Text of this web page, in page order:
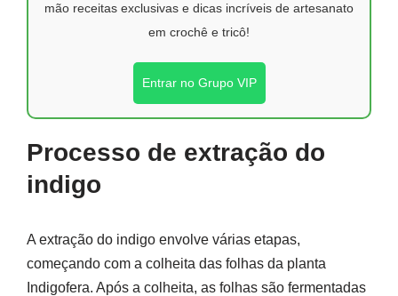
mão receitas exclusivas e dicas incríveis de artesanato
em crochê e tricô!
Entrar no Grupo VIP
Processo de extração do
indigo
A extração do indigo envolve várias etapas,
começando com a colheita das folhas da planta
Indigofera. Após a colheita, as folhas são fermentadas